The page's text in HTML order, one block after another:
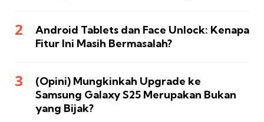
Android Tablets dan Face Unlock: Kenapa
Fitur Ini Masih Bermasalah?
(Opini) Mungkinkah Upgrade ke
Samsung Galaxy S25 Merupakan Bukan
yang Bijak?